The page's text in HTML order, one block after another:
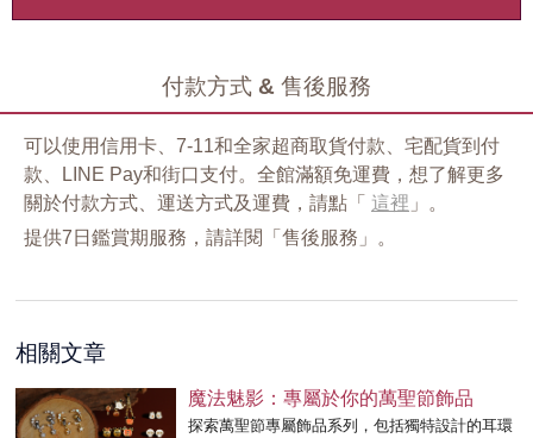
付款方式 & 售後服務
可以使用信用卡、7-11和全家超商取貨付款、宅配貨到付
款、LINE Pay和街口支付。全館滿額免運費，想了解更多
關於付款方式、運送方式及運費，請點「 這裡 」。
提供7日鑑賞期服務，請詳閱「售後服務」。
相關文章
魔法魅影：專屬於你的萬聖節飾品
探索萬聖節專屬飾品系列，包括獨特設計的耳環